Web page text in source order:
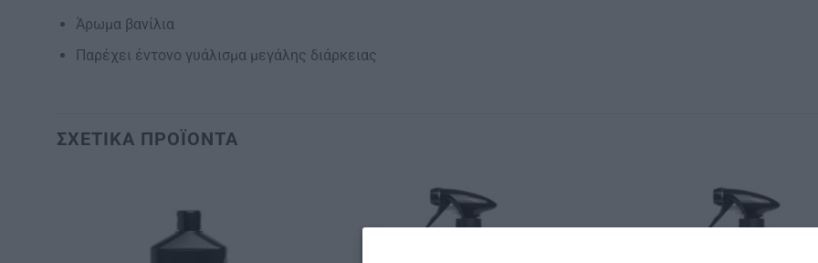
Άρωμα βανίλια
Παρέχει έντονο γυάλισμα μεγάλης διάρκειας
ΣΧΕΤΙΚΆ ΠΡΟΪΌΝΤΑ